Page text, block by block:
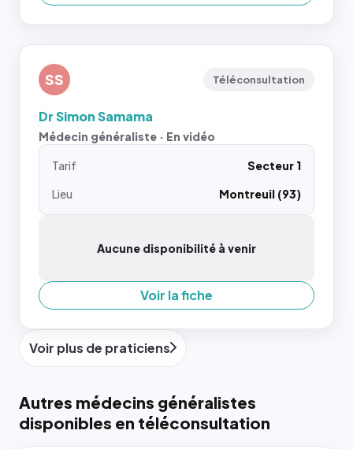
SS Téléconsultation
Dr Simon Samama
Médecin généraliste · En vidéo
Tarif
Secteur 1
Lieu
Montreuil (93)
Aucune disponibilité à venir
Voir la fiche
Voir plus de praticiens
Autres médecins généralistes
disponibles en téléconsultation